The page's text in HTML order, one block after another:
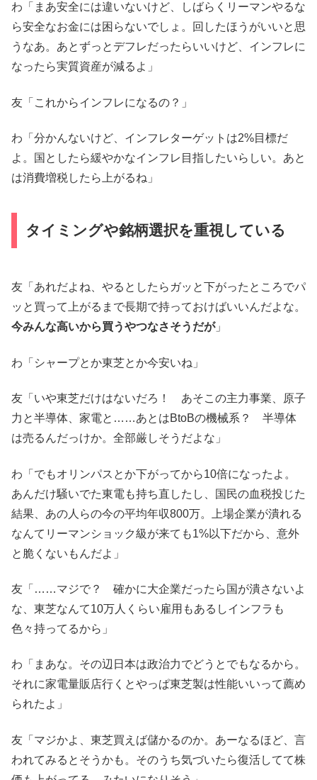
わ「まあ安全には違いないけど、しばらくリーマンやるな
ら安全なお金には困らないでしょ。回したほうがいいと思
うなあ。あとずっとデフレだったらいいけど、インフレに
なったら実質資産が減るよ」
友「これからインフレになるの？」
わ「分かんないけど、インフレターゲットは2%目標だ
よ。国としたら緩やかなインフレ目指したいらしい。あと
は消費増税したら上がるね」
タイミングや銘柄選択を重視している
友「あれだよね、やるとしたらガッと下がったところでパ
ッと買って上がるまで長期で持っておけばいいんだよな。
今みんな高いから買うやつなさそうだが」
わ「シャープとか東芝とか今安いね」
友「いや東芝だけはないだろ！ あそこの主力事業、原子
力と半導体、家電と……あとはBtoBの機械系？ 半導体
は売るんだっけか。全部厳しそうだよな」
わ「でもオリンパスとか下がってから10倍になったよ。
あんだけ騒いでた東電も持ち直したし、国民の血税投じた
結果、あの人らの今の平均年収800万。上場企業が潰れる
なんてリーマンショック級が来ても1%以下だから、意外
と脆くないもんだよ」
友「……マジで？ 確かに大企業だったら国が潰さないよ
な、東芝なんて10万人くらい雇用もあるしインフラも
色々持ってるから」
わ「まあな。その辺日本は政治力でどうとでもなるから。
それに家電量販店行くとやっぱ東芝製は性能いいって薦め
られたよ」
友「マジかよ、東芝買えば儲かるのか。あーなるほど、言
われてみるとそうかも。そのうち気づいたら復活してて株